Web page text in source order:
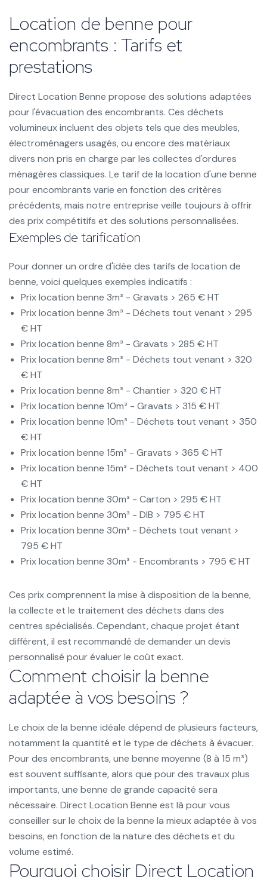
Location de benne pour
encombrants : Tarifs et
prestations
Direct Location Benne propose des solutions adaptées
pour l'évacuation des encombrants. Ces déchets
volumineux incluent des objets tels que des meubles,
électroménagers usagés, ou encore des matériaux
divers non pris en charge par les collectes d'ordures
ménagères classiques. Le tarif de la location d'une benne
pour encombrants varie en fonction des critères
précédents, mais notre entreprise veille toujours à offrir
des prix compétitifs et des solutions personnalisées.
Exemples de tarification
Pour donner un ordre d'idée des tarifs de location de
benne, voici quelques exemples indicatifs :
Prix location benne 3m³ - Gravats > 265 € HT
Prix location benne 3m³ - Déchets tout venant > 295
€ HT
Prix location benne 8m³ - Gravats > 285 € HT
Prix location benne 8m³ - Déchets tout venant > 320
€ HT
Prix location benne 8m³ - Chantier > 320 € HT
Prix location benne 10m³ - Gravats > 315 € HT
Prix location benne 10m³ - Déchets tout venant > 350
€ HT
Prix location benne 15m³ - Gravats > 365 € HT
Prix location benne 15m³ - Déchets tout venant > 400
€ HT
Prix location benne 30m³ - Carton > 295 € HT
Prix location benne 30m³ - DIB > 795 € HT
Prix location benne 30m³ - Déchets tout venant >
795 € HT
Prix location benne 30m³ - Encombrants > 795 € HT
Ces prix comprennent la mise à disposition de la benne,
la collecte et le traitement des déchets dans des
centres spécialisés. Cependant, chaque projet étant
différent, il est recommandé de demander un devis
personnalisé pour évaluer le coût exact.
Comment choisir la benne
adaptée à vos besoins ?
Le choix de la benne idéale dépend de plusieurs facteurs,
notamment la quantité et le type de déchets à évacuer.
Pour des encombrants, une benne moyenne (8 à 15 m³)
est souvent suffisante, alors que pour des travaux plus
importants, une benne de grande capacité sera
nécessaire. Direct Location Benne est là pour vous
conseiller sur le choix de la benne la mieux adaptée à vos
besoins, en fonction de la nature des déchets et du
volume estimé.
Pourquoi choisir Direct Location